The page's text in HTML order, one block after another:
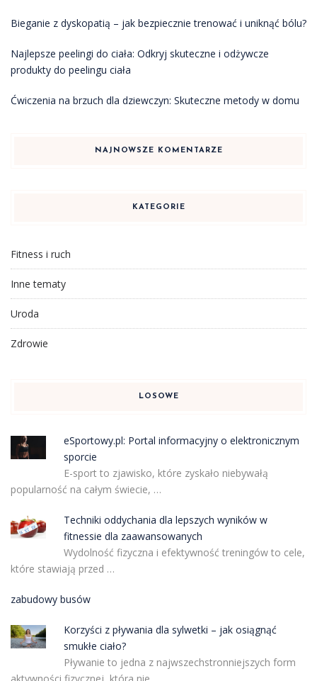
Bieganie z dyskopatią – jak bezpiecznie trenować i uniknąć bólu?
Najlepsze peelingi do ciała: Odkryj skuteczne i odżywcze
produkty do peelingu ciała
Ćwiczenia na brzuch dla dziewczyn: Skuteczne metody w domu
NAJNOWSZE KOMENTARZE
KATEGORIE
Fitness i ruch
Inne tematy
Uroda
Zdrowie
LOSOWE
eSportowy.pl: Portal informacyjny o elektronicznym
sporcie
E-sport to zjawisko, które zyskało niebywałą
popularność na całym świecie, …
Techniki oddychania dla lepszych wyników w
fitnessie dla zaawansowanych
Wydolność fizyczna i efektywność treningów to cele,
które stawiają przed …
zabudowy busów
Korzyści z pływania dla sylwetki – jak osiągnąć
smukłe ciało?
Pływanie to jedna z najwszechstronniejszych form
aktywności fizycznej, która nie …